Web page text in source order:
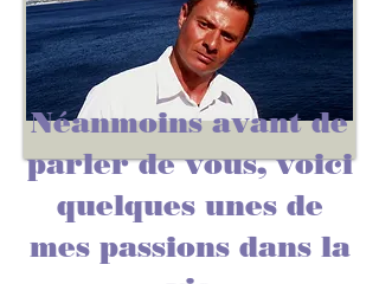
Néanmoins avant de
parler de vous, voici
quelques unes de
mes passions dans la